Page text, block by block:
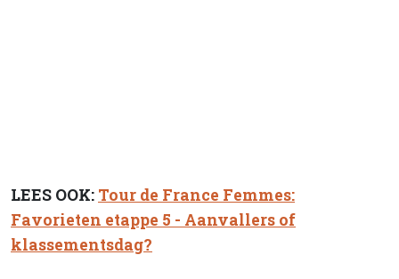
LEES OOK: Tour de France Femmes:
Favorieten etappe 5 - Aanvallers of
klassementsdag?